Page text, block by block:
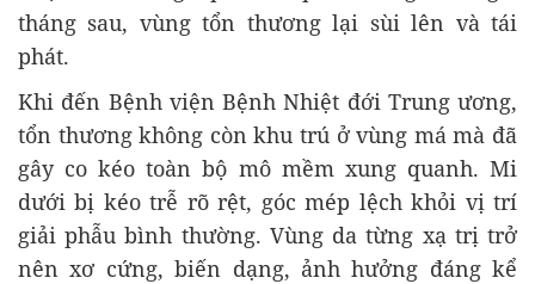
tháng sau, vùng tổn thương lại sùi lên và tái
phát.
Khi đến Bệnh viện Bệnh Nhiệt đới Trung ương,
tổn thương không còn khu trú ở vùng má mà đã
gây co kéo toàn bộ mô mềm xung quanh. Mi
dưới bị kéo trễ rõ rệt, góc mép lệch khỏi vị trí
giải phẫu bình thường. Vùng da từng xạ trị trở
nên xơ cứng, biến dạng, ảnh hưởng đáng kể